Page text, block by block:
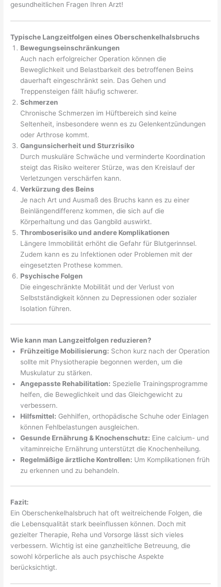
gesundheitlichen Fragen Ihren Arzt!
Typische Langzeitfolgen eines Oberschenkelhalsbruchs
Bewegungseinschränkungen
Auch nach erfolgreicher Operation können die
Beweglichkeit und Belastbarkeit des betroffenen Beins
dauerhaft eingeschränkt sein. Das Gehen und
Treppensteigen fällt häufig schwerer.
Schmerzen
Chronische Schmerzen im Hüftbereich sind keine
Seltenheit, insbesondere wenn es zu Gelenkentzündungen
oder Arthrose kommt.
Gangunsicherheit und Sturzrisiko
Durch muskuläre Schwäche und verminderte Koordination
steigt das Risiko weiterer Stürze, was den Kreislauf der
Verletzungen verschärfen kann.
Verkürzung des Beins
Je nach Art und Ausmaß des Bruchs kann es zu einer
Beinlängendifferenz kommen, die sich auf die
Körperhaltung und das Gangbild auswirkt.
Thromboserisiko und andere Komplikationen
Längere Immobilität erhöht die Gefahr für Blutgerinnsel.
Zudem kann es zu Infektionen oder Problemen mit der
eingesetzten Prothese kommen.
Psychische Folgen
Die eingeschränkte Mobilität und der Verlust von
Selbstständigkeit können zu Depressionen oder sozialer
Isolation führen.
Wie kann man Langzeitfolgen reduzieren?
Frühzeitige Mobilisierung: Schon kurz nach der Operation
sollte mit Physiotherapie begonnen werden, um die
Muskulatur zu stärken.
Angepasste Rehabilitation: Spezielle Trainingsprogramme
helfen, die Beweglichkeit und das Gleichgewicht zu
verbessern.
Hilfsmittel: Gehhilfen, orthopädische Schuhe oder Einlagen
können Fehlbelastungen ausgleichen.
Gesunde Ernährung & Knochenschutz: Eine calcium- und
vitaminreiche Ernährung unterstützt die Knochenheilung.
Regelmäßige ärztliche Kontrollen: Um Komplikationen früh
zu erkennen und zu behandeln.
Fazit:
Ein Oberschenkelhalsbruch hat oft weitreichende Folgen, die
die Lebensqualität stark beeinflussen können. Doch mit
gezielter Therapie, Reha und Vorsorge lässt sich vieles
verbessern. Wichtig ist eine ganzheitliche Betreuung, die
sowohl körperliche als auch psychische Aspekte
berücksichtigt.